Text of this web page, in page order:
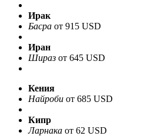
Ирак
Басра от 915 USD
Иран
Шираз от 645 USD
Кения
Найроби от 685 USD
Кипр
Ларнака от 62 USD